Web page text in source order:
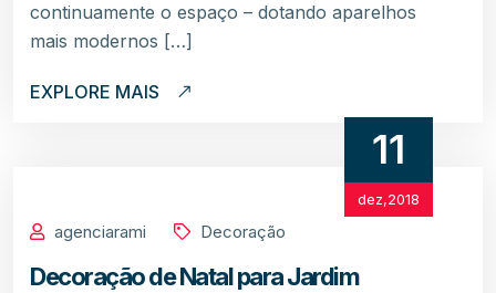
continuamente o espaço – dotando aparelhos
mais modernos […]
EXPLORE MAIS
11
dez,2018
agenciarami Decoração
Decoração de Natal para Jardim